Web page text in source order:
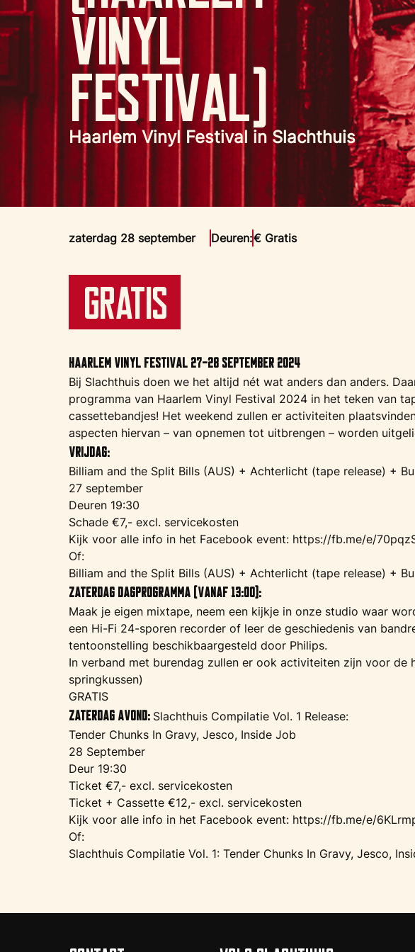
Vinyl
Festival)
Haarlem Vinyl Festival in Slachthuis
zaterdag 28 september Deuren:€ Gratis
Gratis
Haarlem Vinyl Festival 27-28 september 2024
Bij Slachthuis doen we het altijd nét wat anders dan anders.
programma van Haarlem Vinyl Festival 2024 in het teken van
cassettebandjes! Het weekend zullen er activiteiten
aspecten hiervan – van opnemen tot uitbrengen – worden
Vrijdag:
Billiam and the Split Bills (AUS) + Achterlicht (tape release) +
27 september
Deuren 19:30
Schade €7,- excl. servicekosten
Kijk voor alle info in het Facebook event: https://fb.me/e/
Of:
Billiam and the Split Bills (AUS) + Achterlicht (tape release) +
Zaterdag Dagprogramma (vanaf 13:00):
Maak je eigen mixtape, neem een kijkje in onze studio waar
een Hi-Fi 24-sporen recorder of leer de geschiedenis van
tentoonstelling beschikbaargesteld door Philips.
In verband met burendag zullen er ook activiteiten zijn voor de
springkussen)
GRATIS
Zaterdag avond: Slachthuis Compilatie Vol. 1 Release:
Tender Chunks In Gravy, Jesco, Inside Job
28 September
Deur 19:30
Ticket €7,- excl. servicekosten
Ticket + Cassette €12,- excl. servicekosten
Kijk voor alle info in het Facebook event: https://fb.me/e/
Of:
Slachthuis Compilatie Vol. 1: Tender Chunks In Gravy, Jesco,